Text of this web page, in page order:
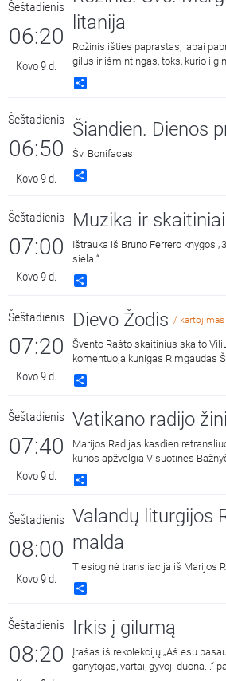
Šeštadienis
06:20
Kovo 9 d.
litanija
Rožinis išties paprastas, labai
gilus ir išmintingas, toks, kurio
ramybę.
Šeštadienis
06:50
Kovo 9 d.
Šiandien. Dienos
Šv. Bonifacas
Šeštadienis
07:00
Kovo 9 d.
Muzika ir skaitiniai
Ištrauka iš Bruno Ferrero knygos
sielai“.
Šeštadienis
07:20
Kovo 9 d.
Dievo Žodis / kartojimas
Švento Rašto skaitinius skaito
komentuoja kunigas Rimgaudas
Šeštadienis
07:40
Kovo 9 d.
Vatikano radijo
Marijos Radijas kasdien
kurios apžvelgia Visuotinės
Šeštadienis
08:00
Kovo 9 d.
Valandų liturgijos
malda
Tiesioginė transliacija iš Marijos
Šeštadienis
08:20
Irkis į gilumą
Įrašas iš rekolekcijų „Aš esu
ganytojas, vartai, gyvoji duona...“